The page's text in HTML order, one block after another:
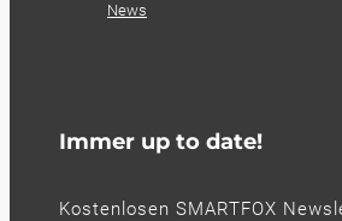
News
Immer up to date!
Kostenlosen SMARTFOX